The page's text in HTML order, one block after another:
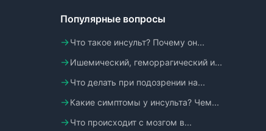
Популярные вопросы
Что такое инсульт? Почему он...
Ишемический, геморрагический и...
Что делать при подозрении на...
Какие симптомы у инсульта? Чем...
Что происходит с мозгом в...